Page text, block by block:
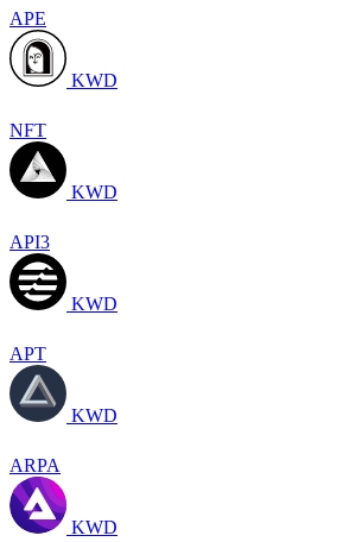
APE
KWD
NFT
KWD
API3
KWD
APT
KWD
ARPA
KWD